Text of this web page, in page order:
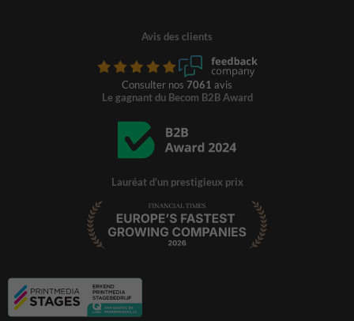
Avis des clients
Consulter nos 7061 avis
Le gagnant du Becom B2B Award
Lauréat d'un prestigieux prix